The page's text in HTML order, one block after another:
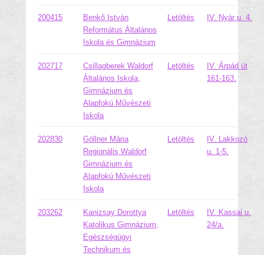
200415
Benkő István
Református Általános
Iskola és Gimnázium
Letöltés IV. Nyár u. 4.
202717
Csillagberek Waldorf
Általános Iskola,
Gimnázium és
Alapfokú Művészeti
Iskola
Letöltés
IV. Árpád út
161-163.
202830
Göllner Mária
Regionális Waldorf
Gimnázium és
Alapfokú Művészeti
Iskola
Letöltés
IV. Lakkozó
u. 1-5.
203262
Kanizsay Dorottya
Katolikus Gimnázium,
Egészségügyi
Technikum és
Letöltés
IV. Kassai u.
24/a.